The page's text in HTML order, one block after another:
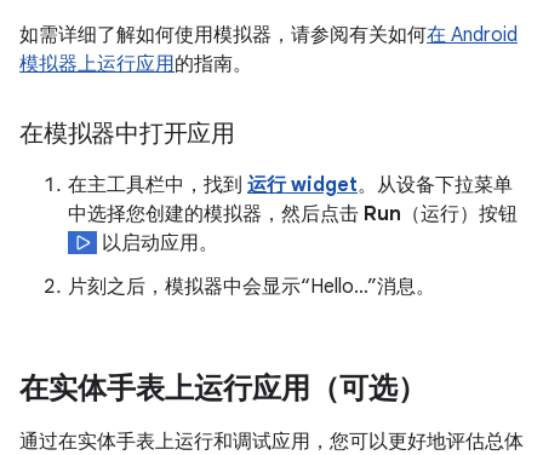
如需详细了解如何使用模拟器，请参阅有关如何在 Android
模拟器上运行应用的指南。
在模拟器中打开应用
在主工具栏中，找到 运行 widget。从设备下拉菜单
中选择您创建的模拟器，然后点击 Run （运行）按钮
以启动应用。
片刻之后，模拟器中会显示“Hello…”消息。
在实体手表上运行应用（可选）
通过在实体手表上运行和调试应用，您可以更好地评估总体